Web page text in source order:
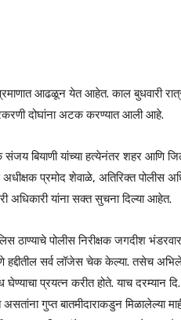
आढळून येत आहेत. काल बुधवारी
दोघांना अटक करण्यात आली आहे.
संजय बियाणी यांच्या हत्येनंतर शहर आणि
अधीक्षक प्रमोद शेवाळे, अतिरिक्त
यांना सक्त सुचना दिल्या आहेत.
ठाण्याचे पोलीस निरीक्षक जगदीश भंडरवार
हद्दीतील सर्व लॉजेस चेक केल्या. तसेच
प्रयत्न करीत होते. याच दरम्यान
असतांना गुप्त बातमीदाराकडुन मिळालेल्या